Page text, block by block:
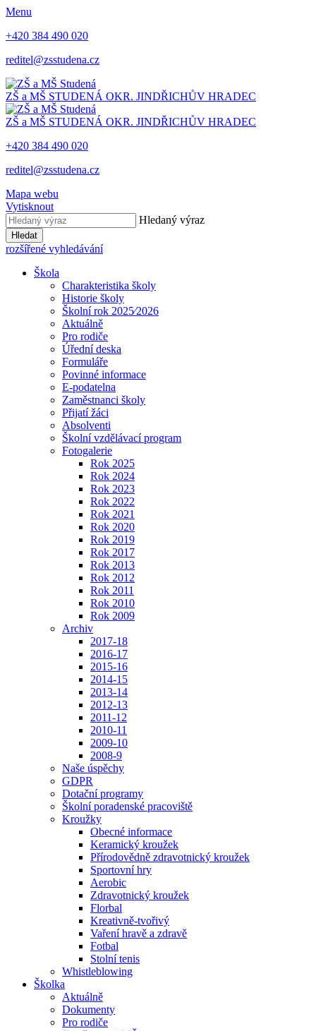
Menu
+420 384 490 020
reditel@zsstudena.cz
ZŠ a MŠ STUDENÁ OKR. JINDŘICHŮV HRADEC
ZŠ a MŠ STUDENÁ OKR. JINDŘICHŮV HRADEC
+420 384 490 020
reditel@zsstudena.cz
Mapa webu
Vytisknout
Hledaný výraz
Hledat
rozšířené vyhledávání
Škola
Charakteristika školy
Historie školy
Školní rok 2025⁄2026
Aktuálně
Pro rodiče
Úřední deska
Formuláře
Povinné informace
E-podatelna
Zaměstnanci školy
Přijatí žáci
Absolventi
Školní vzdělávací program
Fotogalerie
Rok 2025
Rok 2024
Rok 2023
Rok 2022
Rok 2021
Rok 2020
Rok 2019
Rok 2017
Rok 2013
Rok 2012
Rok 2011
Rok 2010
Rok 2009
Archiv
2017-18
2016-17
2015-16
2014-15
2013-14
2012-13
2011-12
2010-11
2009-10
2008-9
Naše úspěchy
GDPR
Dotační programy
Školní poradenské pracoviště
Kroužky
Obecné informace
Keramický kroužek
Přírodovědně zdravotnický kroužek
Sportovní hry
Aerobic
Zdravotnický kroužek
Florbal
Kreativně-tvořivý
Vaření hravě a zdravě
Fotbal
Stolní tenis
Whistleblowing
Školka
Aktuálně
Dokumenty
Pro rodiče